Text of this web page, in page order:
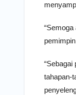
tahapan-